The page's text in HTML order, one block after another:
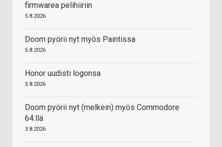
firmwarea pelihiiriin
5.8.2026
Doom pyörii nyt myös Paintissa
5.8.2026
Honor uudisti logonsa
5.8.2026
Doom pyörii nyt (melkein) myös Commodore
64:llä
3.8.2026